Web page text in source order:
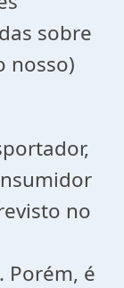
sobre
nosso)
no
Porém, é